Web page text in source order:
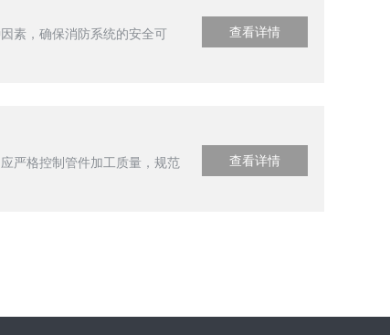
素，确保消防系统的安全可
查看详情
严格控制管件加工质量，规范
查看详情